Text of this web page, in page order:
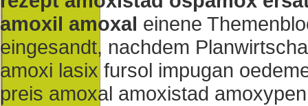
amoxil amoxal einene
eingesandt, nachdem
amoxi lasix fursol impugan
preis amoxal amoxistad